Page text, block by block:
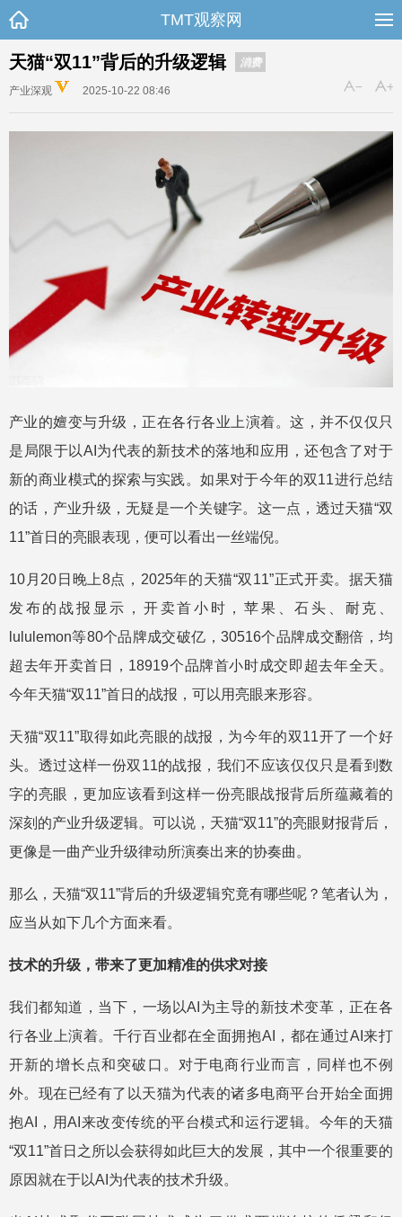
TMT观察网
天猫“双11”背后的升级逻辑 消费
产业深观 2025-10-22 08:46
产业的嬗变与升级，正在各行各业上演着。这，并不仅仅只
是局限于以AI为代表的新技术的落地和应用，还包含了对于
新的商业模式的探索与实践。如果对于今年的双11进行总结
的话，产业升级，无疑是一个关键字。这一点，透过天猫“双
11”首日的亮眼表现，便可以看出一丝端倪。
10月20日晚上8点，2025年的天猫“双11”正式开卖。据天猫
发布的战报显示，开卖首小时，苹果、石头、耐克、
lululemon等80个品牌成交破亿，30516个品牌成交翻倍，均
超去年开卖首日，18919个品牌首小时成交即超去年全天。
今年天猫“双11”首日的战报，可以用亮眼来形容。
天猫“双11”取得如此亮眼的战报，为今年的双11开了一个好
头。透过这样一份双11的战报，我们不应该仅仅只是看到数
字的亮眼，更加应该看到这样一份亮眼战报背后所蕴藏着的
深刻的产业升级逻辑。可以说，天猫“双11”的亮眼财报背后，
更像是一曲产业升级律动所演奏出来的协奏曲。
那么，天猫“双11”背后的升级逻辑究竟有哪些呢？笔者认为，
应当从如下几个方面来看。
技术的升级，带来了更加精准的供求对接
我们都知道，当下，一场以AI为主导的新技术变革，正在各
行各业上演着。千行百业都在全面拥抱AI，都在通过AI来打
开新的增长点和突破口。对于电商行业而言，同样也不例
外。现在已经有了以天猫为代表的诸多电商平台开始全面拥
抱AI，用AI来改变传统的平台模式和运行逻辑。今年的天猫
“双11”首日之所以会获得如此巨大的发展，其中一个很重要的
原因就在于以AI为代表的技术升级。